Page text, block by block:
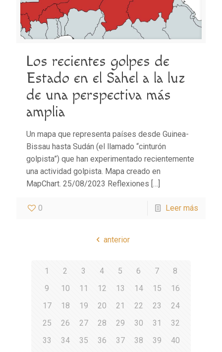
Los recientes golpes de
Estado en el Sahel a la luz
de una perspectiva más
amplia
Un mapa que representa países desde Guinea-
Bissau hasta Sudán (el llamado “cinturón
golpista”) que han experimentado recientemente
una actividad golpista. Mapa creado en
MapChart. 25/08/2023 Reflexiones […]
0 Leer más
anterior
1 2 3 4 5 6 7
8
9
10 11 12 13 14 15
16
17
18 19 20 21 22 23
24
25
26 27 28 29 30 31
32
33
34 35 36 37 38 39
40